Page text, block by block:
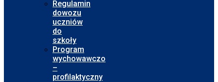
Regulamin
dowozu
uczniów
do
szkoły
Program
wychowawczo
–
profilaktyczny